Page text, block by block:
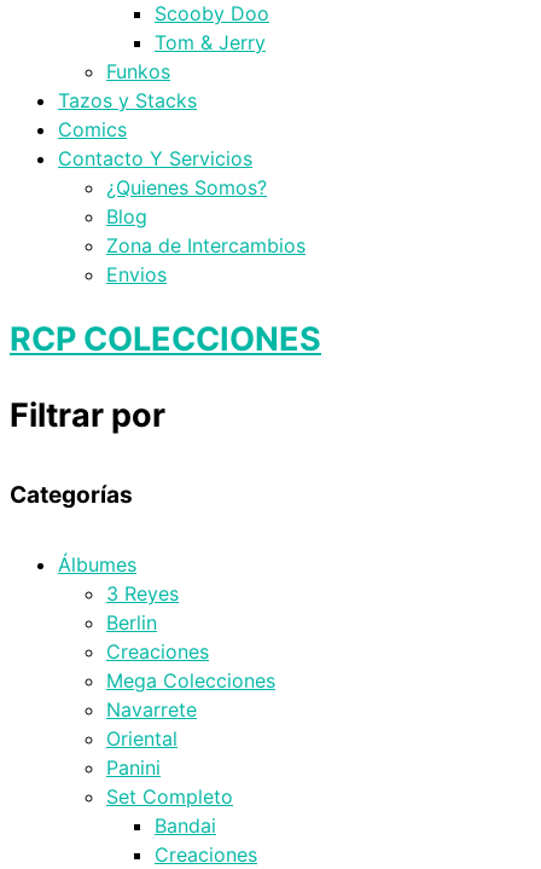
Scooby Doo
Tom & Jerry
Funkos
Tazos y Stacks
Comics
Contacto Y Servicios
¿Quienes Somos?
Blog
Zona de Intercambios
Envios
RCP COLECCIONES
Filtrar por
Categorías
Álbumes
3 Reyes
Berlin
Creaciones
Mega Colecciones
Navarrete
Oriental
Panini
Set Completo
Bandai
Creaciones